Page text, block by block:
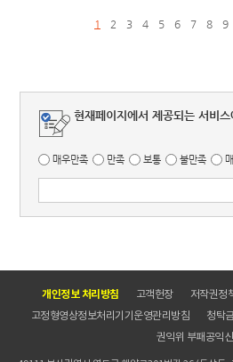
1 2 3 4 5 6 7 8 9
현재페이지에서 제공되는 서비
매우만족 만족 보통 불만족
개인정보 처리방침 고객헌장 저작권정
고정형영상정보처리기기운영관리방침
청탁
권익위 부패공익